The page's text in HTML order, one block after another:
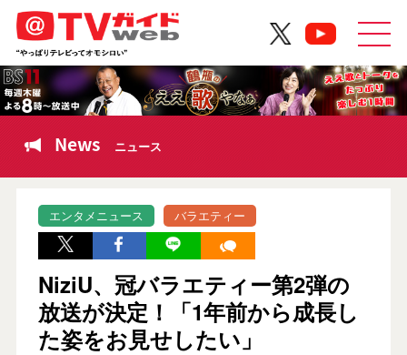
News ニュース
エンタメニュース バラエティー
NiziU、冠バラエティー第2弾の
放送が決定！「1年前から成長し
た姿をお見せしたい」